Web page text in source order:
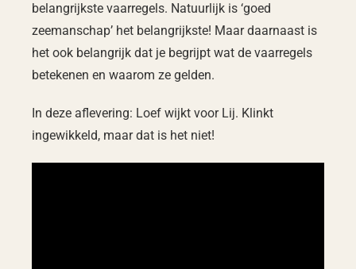
belangrijkste vaarregels. Natuurlijk is ‘goed
zeemanschap’ het belangrijkste! Maar daarnaast is
het ook belangrijk dat je begrijpt wat de vaarregels
betekenen en waarom ze gelden.
In deze aflevering: Loef wijkt voor Lij. Klinkt
ingewikkeld, maar dat is het niet!